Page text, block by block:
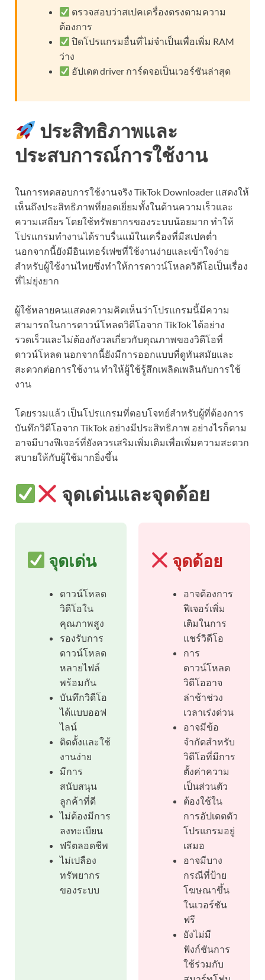
ตรวจสอบว่าสเปคเครื่องตรงตามความ
ต้องการ
ปิดโปรแกรมอื่นที่ไม่จำเป็นเพื่อเพิ่ม RAM
ว่าง
อัปเดต driver การ์ดจอเป็นเวอร์ชันล่าสุด
ประสิทธิภาพและ
ประสบการณ์การใช้งาน
ในการทดสอบการใช้งานจริง TikTok Downloader แสดงให้
เห็นถึงประสิทธิภาพที่ยอดเยี่ยมทั้งในด้านความเร็วและ
ความเสถียร โดยใช้ทรัพยากรของระบบน้อยมาก ทำให้
โปรแกรมทำงานได้ราบรื่นแม้ในเครื่องที่มีสเปคต่ำ
นอกจากนี้ยังมีอินเทอร์เฟซที่ใช้งานง่ายและเข้าใจง่าย
สำหรับผู้ใช้งานไทยซึ่งทำให้การดาวน์โหลดวิดีโอเป็นเรื่อง
ที่ไม่ยุ่งยาก
ผู้ใช้หลายคนแสดงความคิดเห็นว่าโปรแกรมนี้มีความ
สามารถในการดาวน์โหลดวิดีโอจาก TikTok ได้อย่าง
รวดเร็วและไม่ต้องกังวลเกี่ยวกับคุณภาพของวิดีโอที่
ดาวน์โหลด นอกจากนี้ยังมีการออกแบบที่ดูทันสมัยและ
สะดวกต่อการใช้งาน ทำให้ผู้ใช้รู้สึกเพลิดเพลินกับการใช้
งาน
โดยรวมแล้ว เป็นโปรแกรมที่ตอบโจทย์สำหรับผู้ที่ต้องการ
บันทึกวิดีโอจาก TikTok อย่างมีประสิทธิภาพ อย่างไรก็ตาม
อาจมีบางฟีเจอร์ที่ยังควรเสริมเพิ่มเติมเพื่อเพิ่มความสะดวก
สบายให้กับผู้ใช้มากยิ่งขึ้น
จุดเด่นและจุดด้อย
จุดเด่น
ดาวน์โหลด
วิดีโอใน
คุณภาพสูง
รองรับการ
ดาวน์โหลด
หลายไฟล์
พร้อมกัน
บันทึกวิดีโอ
ได้แบบออฟ
ไลน์
ติดตั้งและใช้
งานง่าย
มีการ
สนับสนุน
ลูกค้าที่ดี
ไม่ต้องมีการ
ลงทะเบียน
ฟรีตลอดชีพ
ไม่เปลือง
ทรัพยากร
ของระบบ
จุดด้อย
อาจต้องการ
ฟีเจอร์เพิ่ม
เติมในการ
แชร์วิดีโอ
การ
ดาวน์โหลด
วิดีโออาจ
ล่าช้าช่วง
เวลาเร่งด่วน
อาจมีข้อ
จำกัดสำหรับ
วิดีโอที่มีการ
ตั้งค่าความ
เป็นส่วนตัว
ต้องใช้ใน
การอัปเดตตัว
โปรแกรมอยู่
เสมอ
อาจมีบาง
กรณีที่ป้าย
โฆษณาขึ้น
ในเวอร์ชัน
ฟรี
ยังไม่มี
ฟังก์ชันการ
ใช้ร่วมกับ